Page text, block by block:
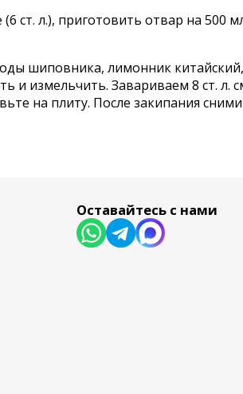
ст. л.), приготовить отвар на 500
шиповника, лимонник китайский,
и измельчить. Завариваем 8 ст. л.
на плиту. После закипания